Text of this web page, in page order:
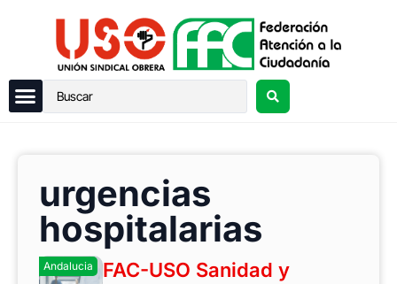
urgencias
hospitalarias
Andalucia
FAC-USO Sanidad y